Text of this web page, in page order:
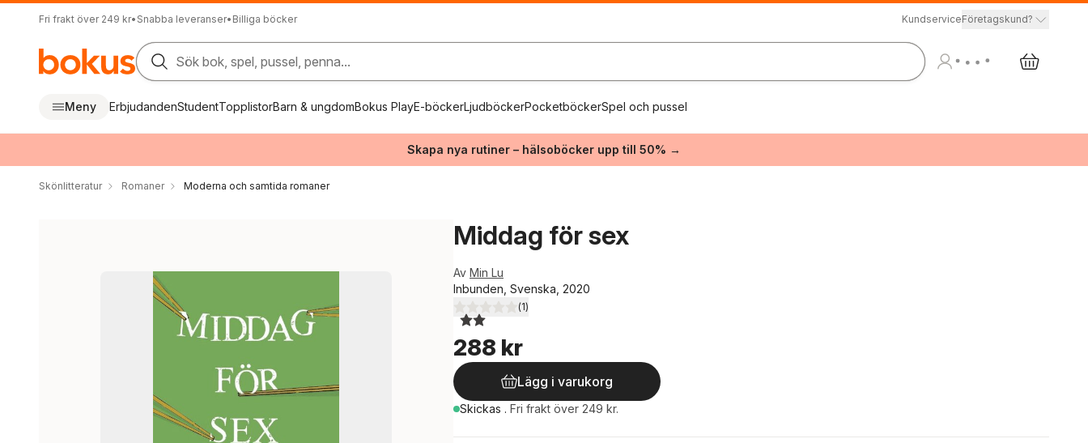
Fri frakt över 249 kr• Snabba leveranser• Billiga böcker KundserviceFöretagskund?
Sök bok, spel, pussel, penna...
Meny ErbjudandenStudentTopplistorBarn & ungdomBokus PlayE-böckerLjudböckerPocketböckerSpel och pussel
Skapa nya rutiner – hälsoböcker upp till 50% →
Skönlitteratur Romaner Moderna och samtida romaner
Middag för sex
Av Min Lu
Inbunden, Svenska, 2020
2,0utav 5 stjärnor. Totalt antal röster:
(1)
288 kr
Lägg i varukorg
Skickas . Fri frakt över 249 kr.